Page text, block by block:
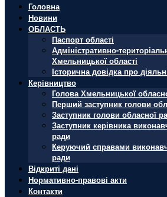
Головна
Новини
ОБЛАСТЬ
Паспорт області
Адміністративно-
Хмельницької області
Історична довідка про
Керівництво
Голова Хмельницької
Перший заступник голови
Заступник голови обласної
Заступник керівника
ради
Керуючий справами
ради
Відкриті дані
Нормативно-правові акти
Контакти